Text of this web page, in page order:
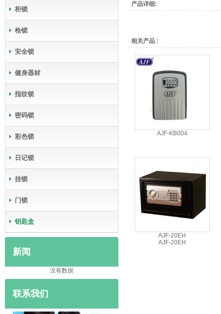
柜锁
枪锁
安全锁
健身器材
指纹锁
密码锁
彩色锁
日记锁
挂锁
门锁
钥匙盒
新闻
没有数据
联系我们
产品详细:
相关产品 :
AJF-KB004
AJF-20EH
AJF-20EH